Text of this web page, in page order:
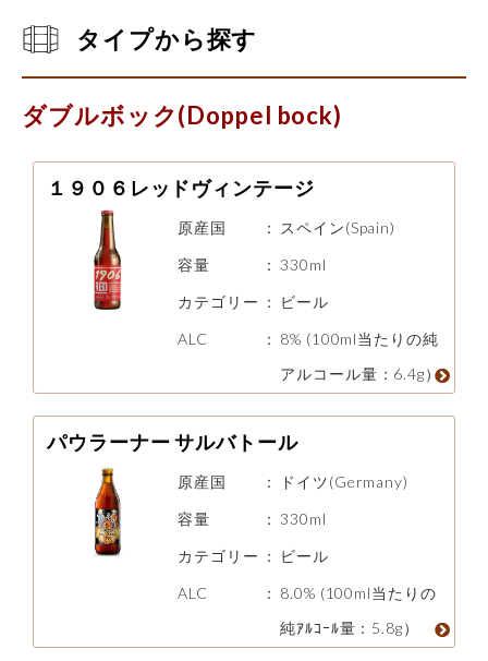
タイプから探す
ダブルボック(Doppel bock)
１９０６レッドヴィンテージ
原産国 ：
スペイン(Spain)
容量
： 330ml
カテゴリー ：
ビール
ALC
： 8% (100ml当たりの純
アルコール量：6.4g）
パウラーナー サルバトール
原産国 ：
ドイツ(Germany)
容量
： 330ml
カテゴリー ：
ビール
ALC
： 8.0% (100ml当たりの
純ｱﾙｺｰﾙ量：5.8g）